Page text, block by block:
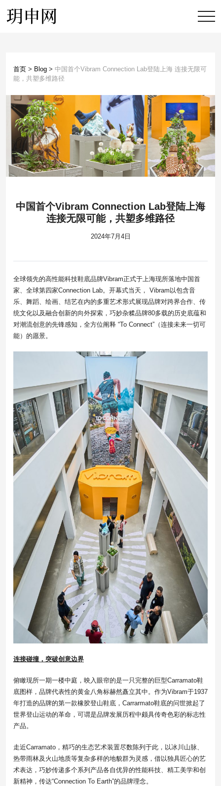
首页 > Blog > 中国首个Vibram Connection Lab登陆上海 连接无限可
能，共塑多维路径
中国首个Vibram Connection Lab登陆上海
连接无限可能，共塑多维路径
2024年7月4日
全球领先的高性能科技鞋底品牌Vibram正式于上海现所落地中国首
家、全球第四家Connection Lab。开幕式当天， Vibram以包含音
乐、舞蹈、绘画、结艺在内的多重艺术形式展现品牌对跨界合作、传
统文化以及融合创新的向外探索，巧妙杂糅品牌80多载的历史底蕴和
对潮流创意的先锋感知，全方位阐释 “To Connect”（连接未来一切可
能）的愿景。
连接碰撞 ，突破创意边界
俯瞰现所一期一楼中庭，映入眼帘的是一只完整的巨型Carramato鞋
底图样，品牌代表性的黄金八角标赫然矗立其中。作为Vibram于1937
年打造的品牌的第一款橡胶登山鞋底，Carrarmato鞋底的问世掀起了
世界登山运动的革命，可谓是品牌发展历程中颇具传奇色彩的标志性
产品。
走近Carramato，精巧的生态艺术装置尽数陈列于此，以冰川山脉、
热带雨林及火山地质等复杂多样的地貌群为灵感，借以独具匠心的艺
术表达，巧妙传递多个系列产品各自优异的性能科技、精工美学和创
新精神，传达“Connection To Earth”的品牌理念。